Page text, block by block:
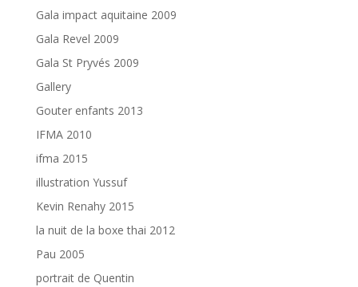
Gala impact aquitaine 2009
Gala Revel 2009
Gala St Pryvés 2009
Gallery
Gouter enfants 2013
IFMA 2010
ifma 2015
illustration Yussuf
Kevin Renahy 2015
la nuit de la boxe thai 2012
Pau 2005
portrait de Quentin